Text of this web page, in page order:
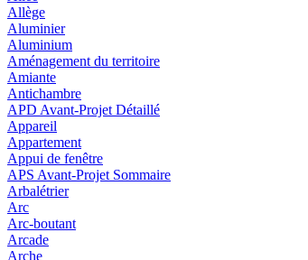
Allège
Aluminier
Aluminium
Aménagement du territoire
Amiante
Antichambre
APD Avant-Projet Détaillé
Appareil
Appartement
Appui de fenêtre
APS Avant-Projet Sommaire
Arbalétrier
Arc
Arc-boutant
Arcade
Arche